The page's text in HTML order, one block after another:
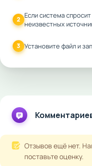
2 Если система
неизвестных
3 Установите файл и
Отзывов ещё нет.
поставьте оценку.